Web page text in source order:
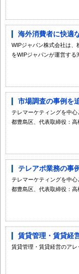
海外消費者に快適
WIPジャパン株式会社は
をWIPジャパンが運営す
市場調査の事例を
テレマーケティングを中
都豊島区、代表取締役：
テレアポ業務の事
テレマーケティングを中
都豊島区、代表取締役：
賃貸管理・賃貸経
賃貸管理・賃貸経営のア